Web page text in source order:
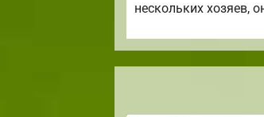
нескольких хозяев,